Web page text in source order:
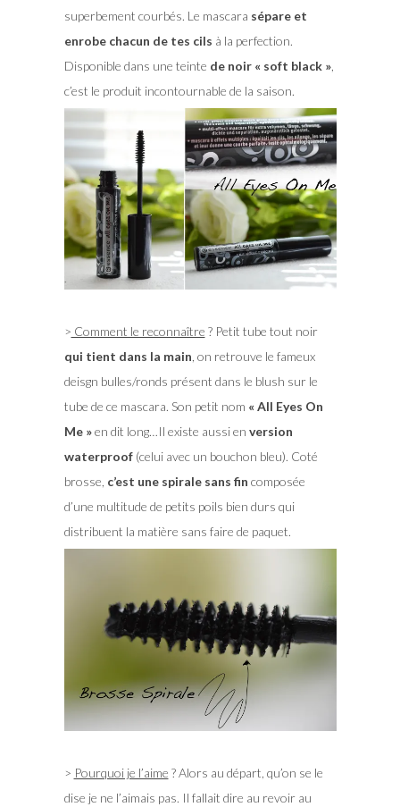
superbement courbés. Le mascara sépare et
enrobe chacun de tes cils à la perfection.
Disponible dans une teinte de noir « soft black »,
c’est le produit incontournable de la saison.
> Comment le reconnaître ? Petit tube tout noir
qui tient dans la main , on retrouve le fameux
deisgn bulles/ronds présent dans le blush sur le
tube de ce mascara. Son petit nom « All Eyes On
Me »en dit long…Il existe aussi en version
waterproof(celui avec un bouchon bleu). Coté
brosse, c’est une spirale sans fin composée
d’une multitude de petits poils bien durs qui
distribuent la matière sans faire de paquet.
> Pourquoi je l’aime ? Alors au départ, qu’on se le
dise je ne l’aimais pas. Il fallait dire au revoir au